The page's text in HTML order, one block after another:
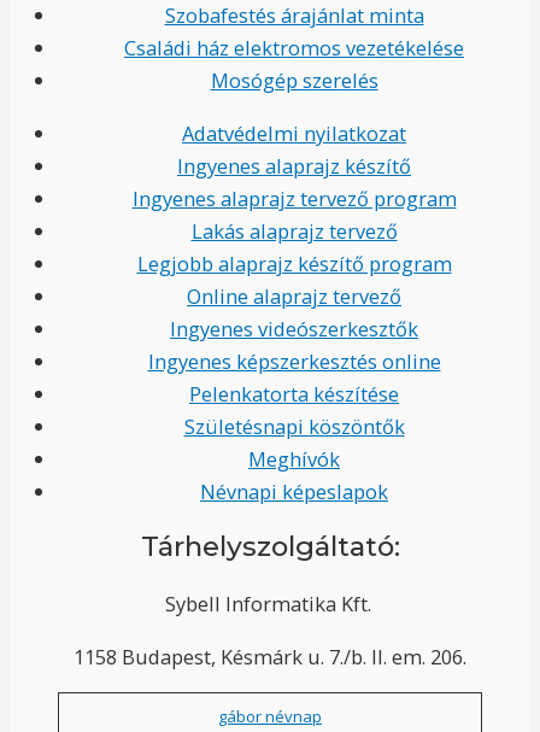
Szobafestés árajánlat minta
Családi ház elektromos vezetékelése
Mosógép szerelés
Adatvédelmi nyilatkozat
Ingyenes alaprajz készítő
Ingyenes alaprajz tervező program
Lakás alaprajz tervező
Legjobb alaprajz készítő program
Online alaprajz tervező
Ingyenes videószerkesztők
Ingyenes képszerkesztés online
Pelenkatorta készítése
Születésnapi köszöntők
Meghívók
Névnapi képeslapok
Tárhelyszolgáltató:
Sybell Informatika Kft.
1158 Budapest, Késmárk u. 7./b. II. em. 206.
gábor névnap